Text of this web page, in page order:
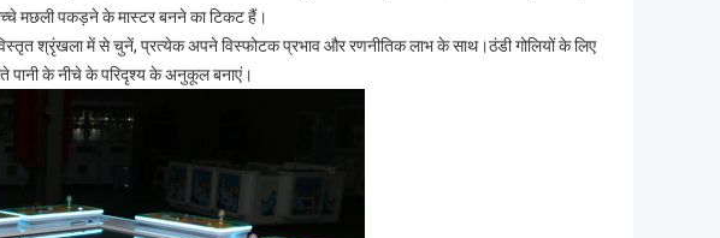
मछली पकड़ने के मास्टर बनने का टिकट हैं।
विस्तृत श्रृंखला में से चुनें, प्रत्येक अपने विस्फोटक प्रभाव और रणनीतिक लाभ के साथ।ठंडी गोलियों के लिए
पानी के नीचे के परिदृश्य के अनुकूल बनाएं।